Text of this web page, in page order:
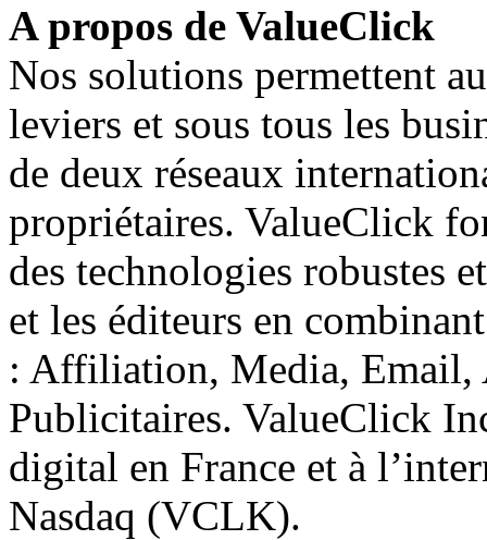
A propos de ValueClick
Nos solutions permettent
leviers et sous tous les
de deux réseaux
propriétaires. ValueClick
des technologies robustes
et les éditeurs en
: Affiliation, Media,
Publicitaires. ValueClick
digital en France et à
Nasdaq (VCLK).